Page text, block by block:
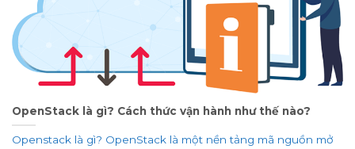
OpenStack là gì? Cách thức vận hành như thế nào?
Openstack là gì? OpenStack là một nền tảng mã nguồn mở